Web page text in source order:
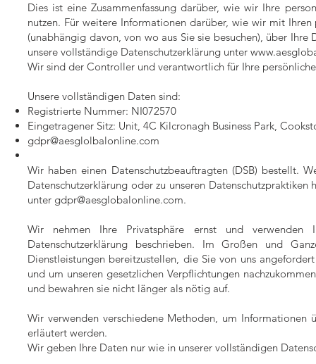
Dies ist eine Zusammenfassung darüber, wie wir Ihre
nutzen. Für weitere Informationen darüber, wie wir mit
(unabhängig davon, von wo aus Sie sie besuchen), über
unsere vollständige Datenschutzerklärung unter
Wir sind der Controller und verantwortlich für Ihre
Unsere vollständigen Daten sind:
Registrierte Nummer: NI072570
Eingetragener Sitz: Unit, 4C Kilcronagh Business Park,
gdpr@aesglolbalonline.com
Wir haben einen Datenschutzbeauftragten (DSB) bestellt.
Datenschutzerklärung oder zu unseren
unter gdpr@aesglobalonline.com.
Wir nehmen Ihre Privatsphäre ernst und verwenden
Datenschutzerklärung beschrieben. Im Großen und
Dienstleistungen bereitzustellen, die Sie von uns
und um unseren gesetzlichen Verpflichtungen
und bewahren sie nicht länger als nötig auf.
Wir verwenden verschiedene Methoden, um Informationen
erläutert werden.
Wir geben Ihre Daten nur wie in unserer vollständigen